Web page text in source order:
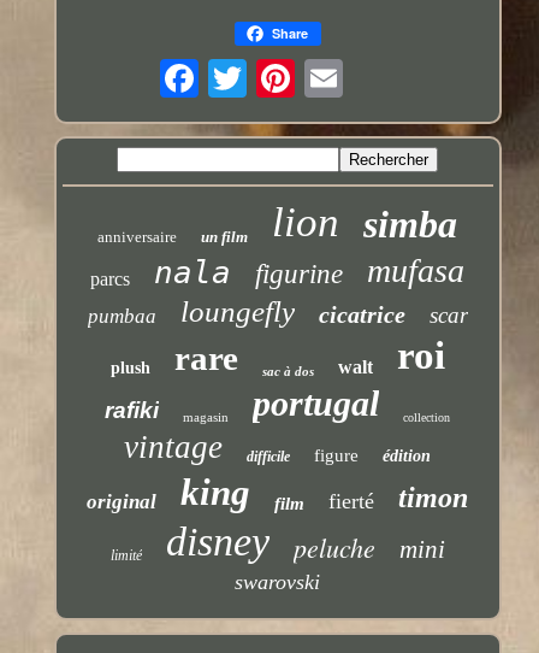
Share
anniversaire un film lion simba
parcs nala figurine mufasa
pumbaa loungefly cicatrice scar
plush rare sac à dos walt roi
rafiki magasin portugal collection
vintage difficile figure édition
original king film fierté timon
limité disney peluche mini
swarovski